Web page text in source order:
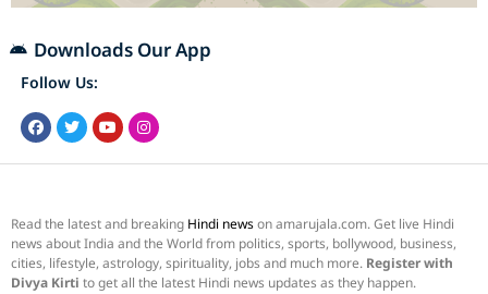
Downloads Our App
Follow Us:
Read the latest and breaking Hindi newson amarujala.com. Get live Hindi
news about India and the World from politics, sports, bollywood, business,
cities, lifestyle, astrology, spirituality, jobs and much more. Register with
Divya Kirti to get all the latest Hindi news updates as they happen.